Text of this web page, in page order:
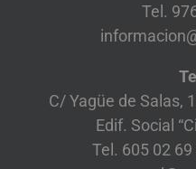
Tel.
C/ Yagüe de Salas,
Edif. Social
Tel. 605 02